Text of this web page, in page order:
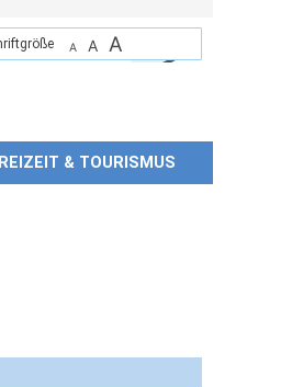
A A A
& TOURISMUS